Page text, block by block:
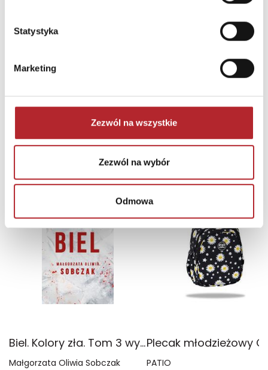
Statystyka
Marketing
Zezwól na wszystkie
Zezwól na wybór
Odmowa
NAJCZĘŚCIEJ KUPOWANE
Biel. Kolory zła. Tom 3 wyd. 2025
Małgorzata Oliwia Sobczak PATIO